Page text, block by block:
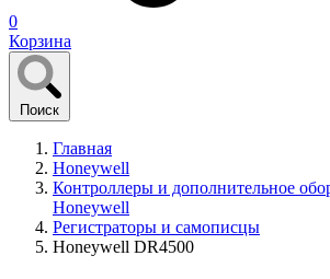
0
Корзина
Поиск
Главная
Honeywell
Контроллеры и дополнительное
Honeywell
Регистраторы и самописцы
Honeywell DR4500